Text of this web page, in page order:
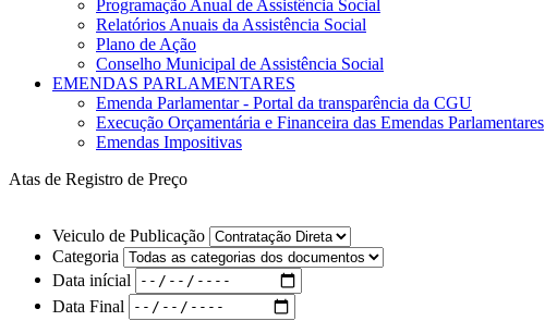
Programação Anual de Assistência Social
Relatórios Anuais da Assistência Social
Plano de Ação
Conselho Municipal de Assistência Social
EMENDAS PARLAMENTARES
Emenda Parlamentar - Portal da transparência da CGU
Execução Orçamentária e Financeira das Emendas Parlamentares
Emendas Impositivas
Atas de Registro de Preço
Veiculo de Publicação
Categoria
Data inícial
Data Final